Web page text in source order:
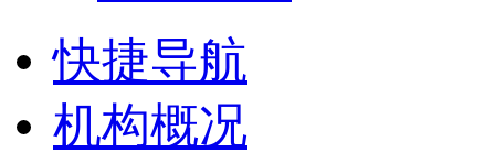
快捷导航
机构概况